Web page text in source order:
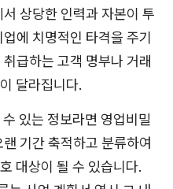
상당한 인력과 자본이 투
에 치명적인 타격을 주기
급하는 고객 명부나 거래
달라집니다.
있는 정보라면 영업비밀
기간 축적하고 분류하여
대상이 될 수 있습니다.